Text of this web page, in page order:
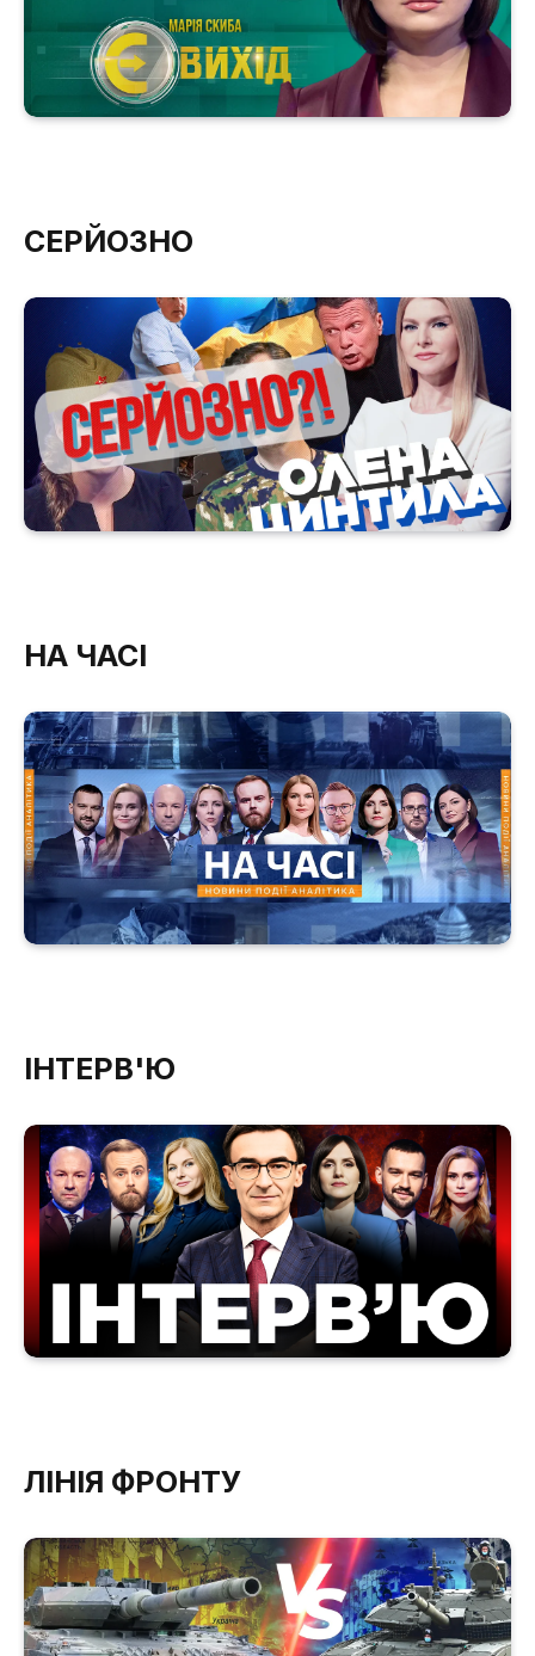
СЕРЙОЗНО
НА ЧАСІ
ІНТЕРВ'Ю
ЛІНІЯ ФРОНТУ